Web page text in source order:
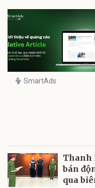
SmartAds
Thanh
bán
qua